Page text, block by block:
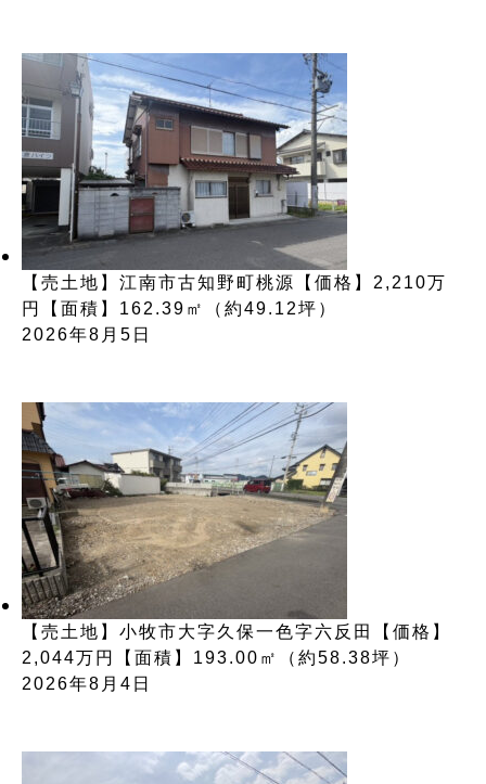
【売土地】江南市古知野町桃源【価格】2,210万
円【面積】162.39㎡（約49.12坪）
2026年8月5日
【売土地】小牧市大字久保一色字六反田【価格】
2,044万円【面積】193.00㎡（約58.38坪）
2026年8月4日